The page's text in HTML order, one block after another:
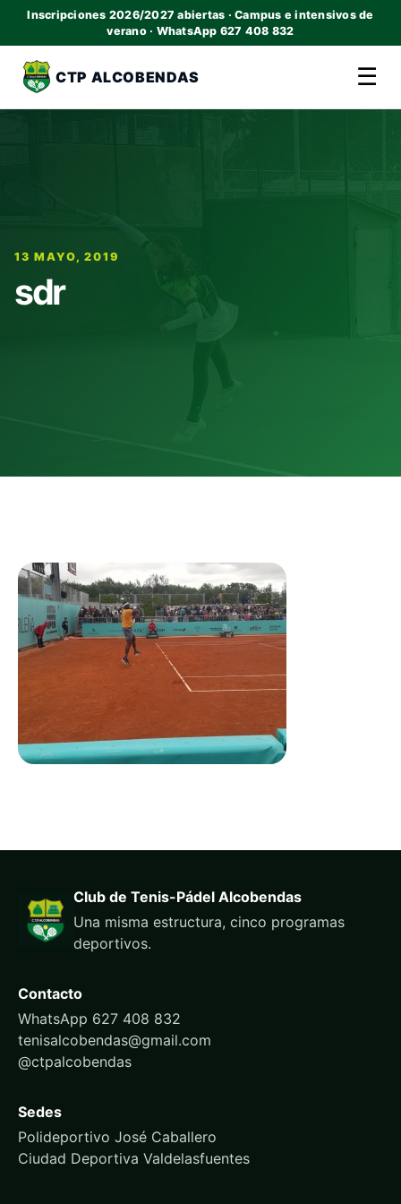
Inscripciones 2026/2027 abiertas · Campus e intensivos de
verano · WhatsApp 627 408 832
CTP ALCOBENDAS ☰
13 MAYO, 2019
sdr
Club de Tenis-Pádel Alcobendas
Una misma estructura, cinco programas
deportivos.
Contacto
WhatsApp 627 408 832
tenisalcobendas@gmail.com
@ctpalcobendas
Sedes
Polideportivo José Caballero
Ciudad Deportiva Valdelasfuentes